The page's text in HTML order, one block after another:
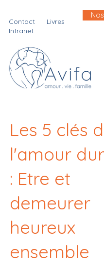
Contact
Livres
Intranet
Les 5 clés
l'amour
: Etre et
demeurer
heureux
ensemble